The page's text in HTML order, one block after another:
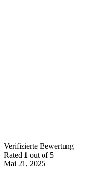
Verifizierte Bewertung
Rated 1 out of 5
Mai 21, 2025